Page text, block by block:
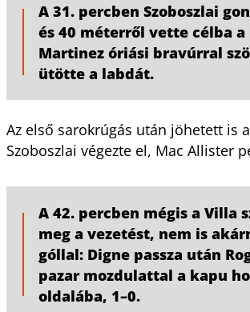
A 31. percben Szoboszlai
és 40 méterről vette célba
Martinez óriási bravúrral
ütötte a labdát.
Az első sarokrúgás után jöhetett is
Szoboszlai végezte el, Mac Allister
A 42. percben mégis a Villa
meg a vezetést, nem is
góllal: Digne passza után
pazar mozdulattal a kapu
oldalába, 1–0.